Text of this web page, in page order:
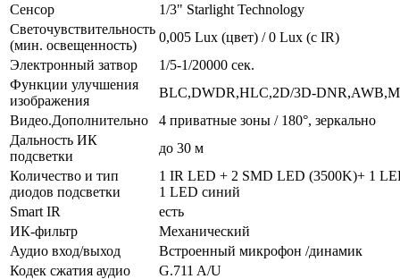
Сенсор
1/3" Starlight Technology
Светочувствительность
(мин. освещенность)
0,005 Lux (цвет) / 0 Lux (c IR)
Электронный затвор
1/5-1/20000 сек.
Функции улучшения
изображения
BLC,DWDR,HLC,2D/3D-
Видео.Дополнительно
4 приватные зоны / 180°, зеркально
Дальность ИК
подсветки
до 30 м
Количество и тип
диодов подсветки
1 IR LED + 2 SMD LED (3500K)+ 1
1 LED синий
Smart IR
есть
ИК-фильтр
Механический
Аудио вход/выход
Встроенный микрофон /динамик
Кодек сжатия аудио
G.711 A/U